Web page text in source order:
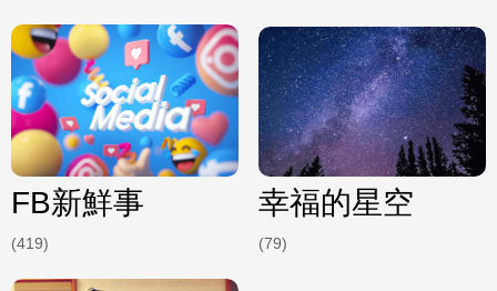
FB新鮮事
(419)
幸福的星空
(79)